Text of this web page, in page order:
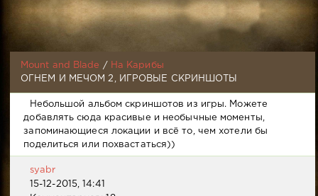
Mount and Blade /
На Карибы
ОГНЕМ И МЕЧОМ 2, ИГРОВЫЕ СКРИНШОТЫ
Небольшой альбом скриншотов из игры. Можете
добавлять сюда красивые и необычные моменты,
запоминающиеся локации и всё то, чем хотели бы
поделиться или похвастаться))
syabr
15-12-2015, 14:41